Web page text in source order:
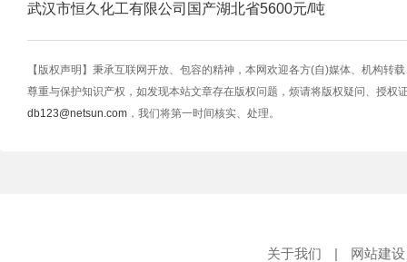
武汉市恒久化工有限公司 国产湖北省5600元/吨
【版权声明】秉承互联网开放、包容的精神，本网欢迎各方(自)媒体、机构转
尊重与保护知识产权，如发现本站文章存在版权问题，烦请将版权疑问、授权
db123@netsun.com ，我们将第一时间核实、处理。
关于我们 | 网站建设